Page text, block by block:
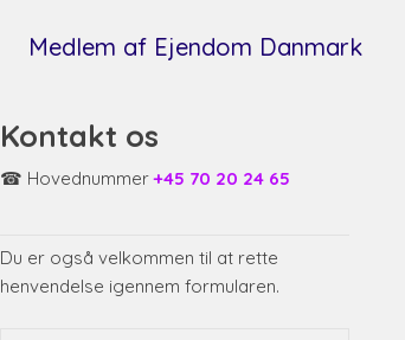
​Medlem af Ejendom Danmark
Kontakt os
☎ Hovednummer+45 70 20 24 65
Du er også velkommen til at rette
henvendelse igennem formularen.